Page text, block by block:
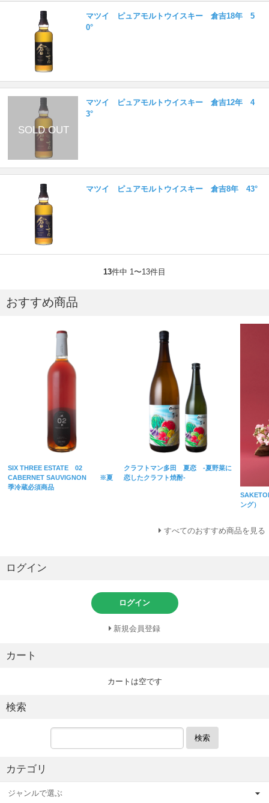
マツイ ピュアモルトウイスキー 倉吉18年 5
0°
マツイ ピュアモルトウイスキー 倉吉12年 4
3°
マツイ ピュアモルトウイスキー 倉吉8年 43°
13件中 1〜13件目
おすすめ商品
SIX THREE ESTATE 02
CABERNET SAUVIGNON ※夏
季冷蔵必須商品
クラフトマン多田 夏恋 -夏野菜に
恋したクラフト焼酎-
ング）
すべてのおすすめ商品を見る
ログイン
ログイン
新規会員登録
カート
カートは空です
検索
検索
カテゴリ
ジャンルで選ぶ